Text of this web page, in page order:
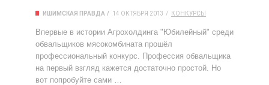
ИШИМСКАЯ ПРАВДА 14 ОКТЯБРЯ 2013 КОНКУРСЫ
Впервые в истории Агрохолдинга "Юбилейный" среди
обвальщиков мясокомбината прошёл
профессиональный конкурс. Профессия обвальщика
на первый взгляд кажется достаточно простой. Но
вот попробуйте сами …